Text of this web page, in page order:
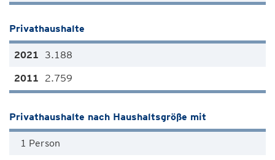
Privathaushalte
3.188
2.759
Privathaushalte nach Haushaltsgröße mit
1 Person